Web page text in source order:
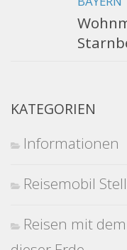
KATEGORIEN
Informationen
Reisemobil
Reisen mit